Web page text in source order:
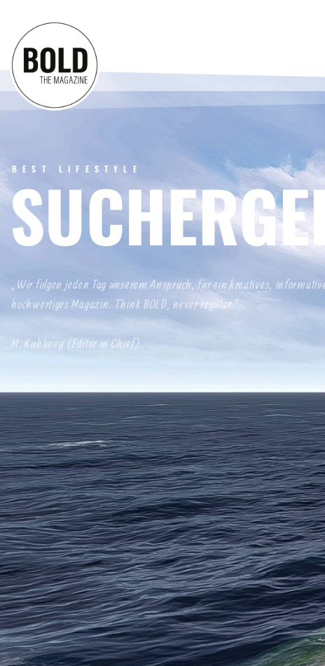
BEST LIFESTYLE
„Wir folgen jeden Tag unserem Anspruch, für ein kreatives,
hochwertiges Magazin. Think BOLD, never regular.“
M. Kuhlmey (Editor in Chief)